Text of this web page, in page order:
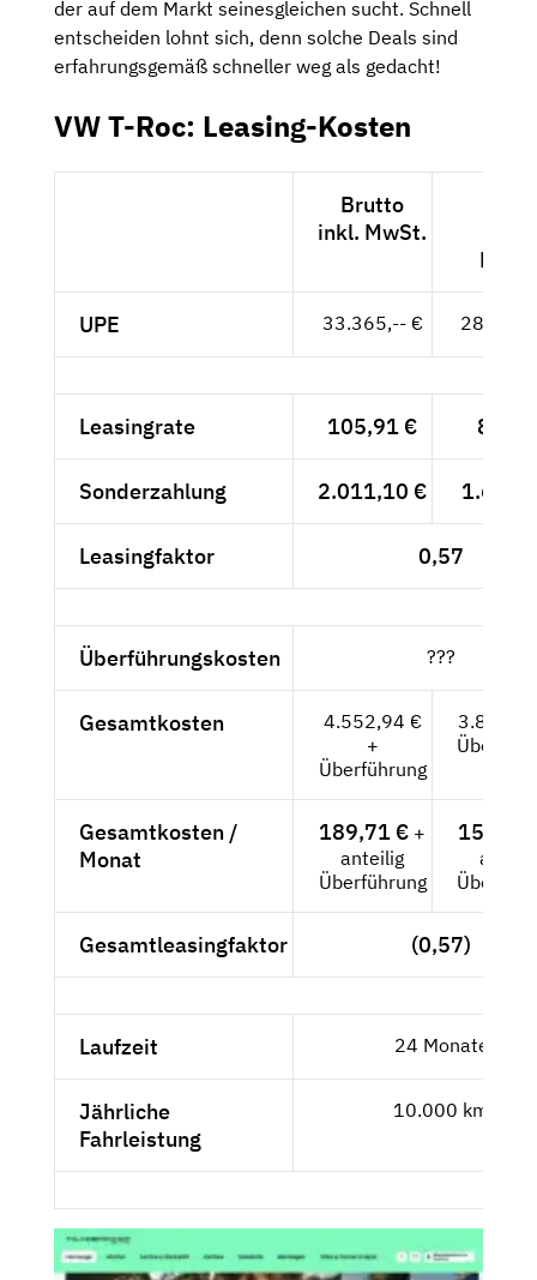
der auf dem Markt seinesgleichen sucht. Schnell
entscheiden lohnt sich, denn solche Deals sind
erfahrungsgemäß schneller weg als gedacht!
VW T-Roc: Leasing-Kosten
Brutto
inkl. MwSt.
UPE 33.365,-- €
Leasingrate 105,91 € 89,--
Sonderzahlung 2.011,10 €
Leasingfaktor 0,57
Überführungskosten ???
Gesamtkosten
4.552,94 €
+
Überführung
3.826,--
Gesamtkosten /
Monat
189,71 € +
anteilig
Überführung
159,42
Gesamtleasingfaktor (0,57)
Laufzeit 24 Monate
Jährliche
Fahrleistung
10.000 km